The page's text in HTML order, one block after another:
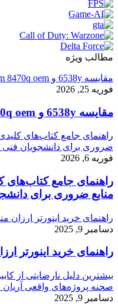
مطالب ویژه
مقایسه 6538y و intel xeon platinum 8470q oem
فوریه 25, 2026
مقایسه 6538y و intel xeon platinum 8470q oem
راهنمای جامع کتاب‌های
ضروری برای دانشجویان
فوریه 6, 2026
راهنمای جامع کتاب‌های
منابع ضروری برای
راهنمای خرید اینورتر ارزان
دسامبر 9, 2025
راهنمای خرید اینورتر
بیشترین دلیل نارضایتی
صحنه پروژه‌های واقعی آریان
دسامبر 9, 2025